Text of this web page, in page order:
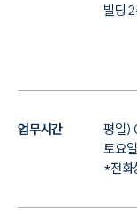
빌딩
업무시간
평일
토요
*전화